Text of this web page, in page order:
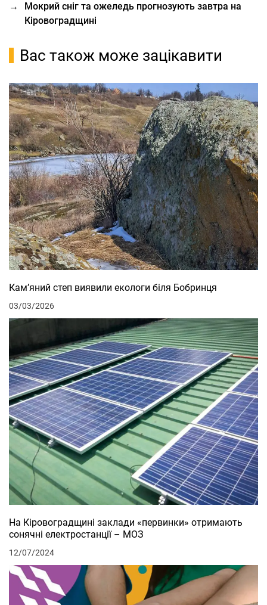
→
Мокрий сніг та ожеледь прогнозують завтра на
Кіровоградщині
Вас також може зацікавити
Кам’яний степ виявили екологи біля Бобринця
03/03/2026
На Кіровоградщині заклади «первинки» отримають
сонячні електростанції – МОЗ
12/07/2024